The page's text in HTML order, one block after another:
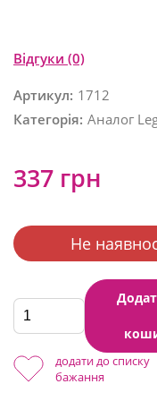
Відгуки (0)
Артикул: 1712
Категорія: Аналог
337 грн
Не
додати до списку
бажання